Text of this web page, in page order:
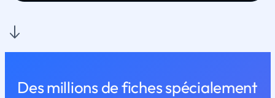
Des millions de fiches spécialement